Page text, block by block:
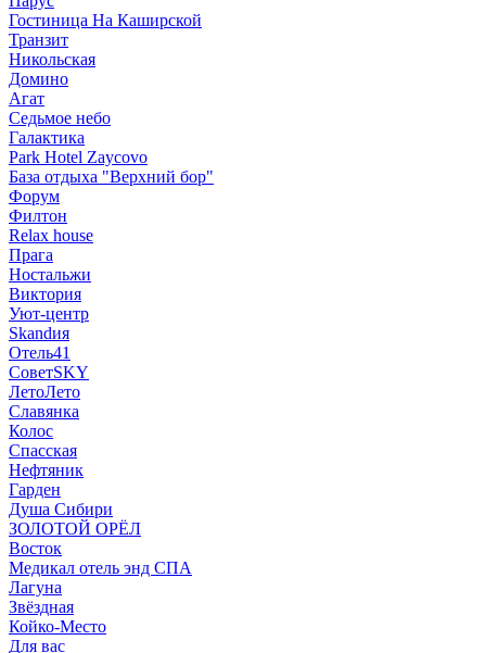
Гостиница На Каширской
Транзит
Никольская
Домино
Агат
Седьмое небо
Галактика
Park Hotel Zaycovo
База отдыха "Верхний бор"
Форум
Филтон
Relax house
Прага
Ностальжи
Виктория
Уют-центр
Skandия
Отель41
СоветSKY
ЛетоЛето
Славянка
Колос
Спасская
Нефтяник
Гарден
Душа Сибири
ЗОЛОТОЙ ОРЁЛ
Восток
Медикал отель энд СПА
Лагуна
Звёздная
Койко-Место
Для вас